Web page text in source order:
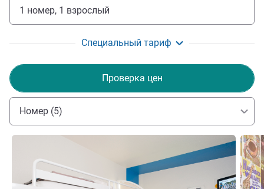
1 номер, 1 взрослый
Специальный тариф
Проверка цен
Номер (5)
Подробная информация